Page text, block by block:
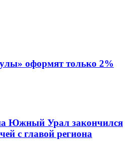
оформят только 2%
Южный Урал закончился
с главой региона